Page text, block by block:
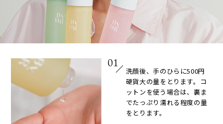
01
洗顔後、手のひらに500円
硬貨大の量をとります。コ
ットンを使う場合は、裏ま
でたっぷり濡れる程度の量
をとります。